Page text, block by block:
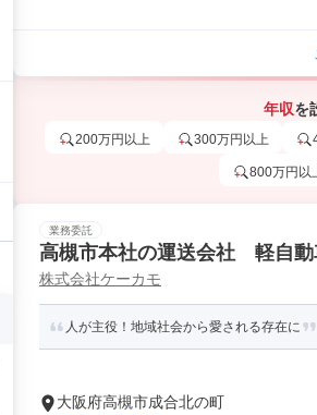
年収を
200万円以上 300万円以上
800万円以
業務委託
高槻市本社の運送会社 軽自動
株式会社ケーカモ
人が主役！地域社会から愛される存在に
大阪府高槻市成合北の町